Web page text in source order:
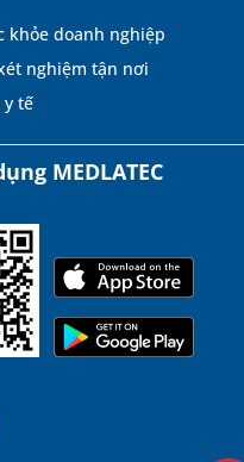
khỏe doanh nghiệp
nghiệm tận nơi
y tế
MEDLATEC